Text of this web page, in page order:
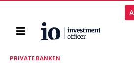
Home
Zoeken
PRIVATE BANKEN